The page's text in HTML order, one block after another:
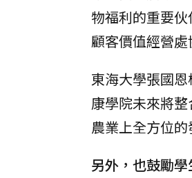
物福利的重要
顧客價值經營
東海大學張國
康學院未來將
農業上全方位的
另外，也鼓勵